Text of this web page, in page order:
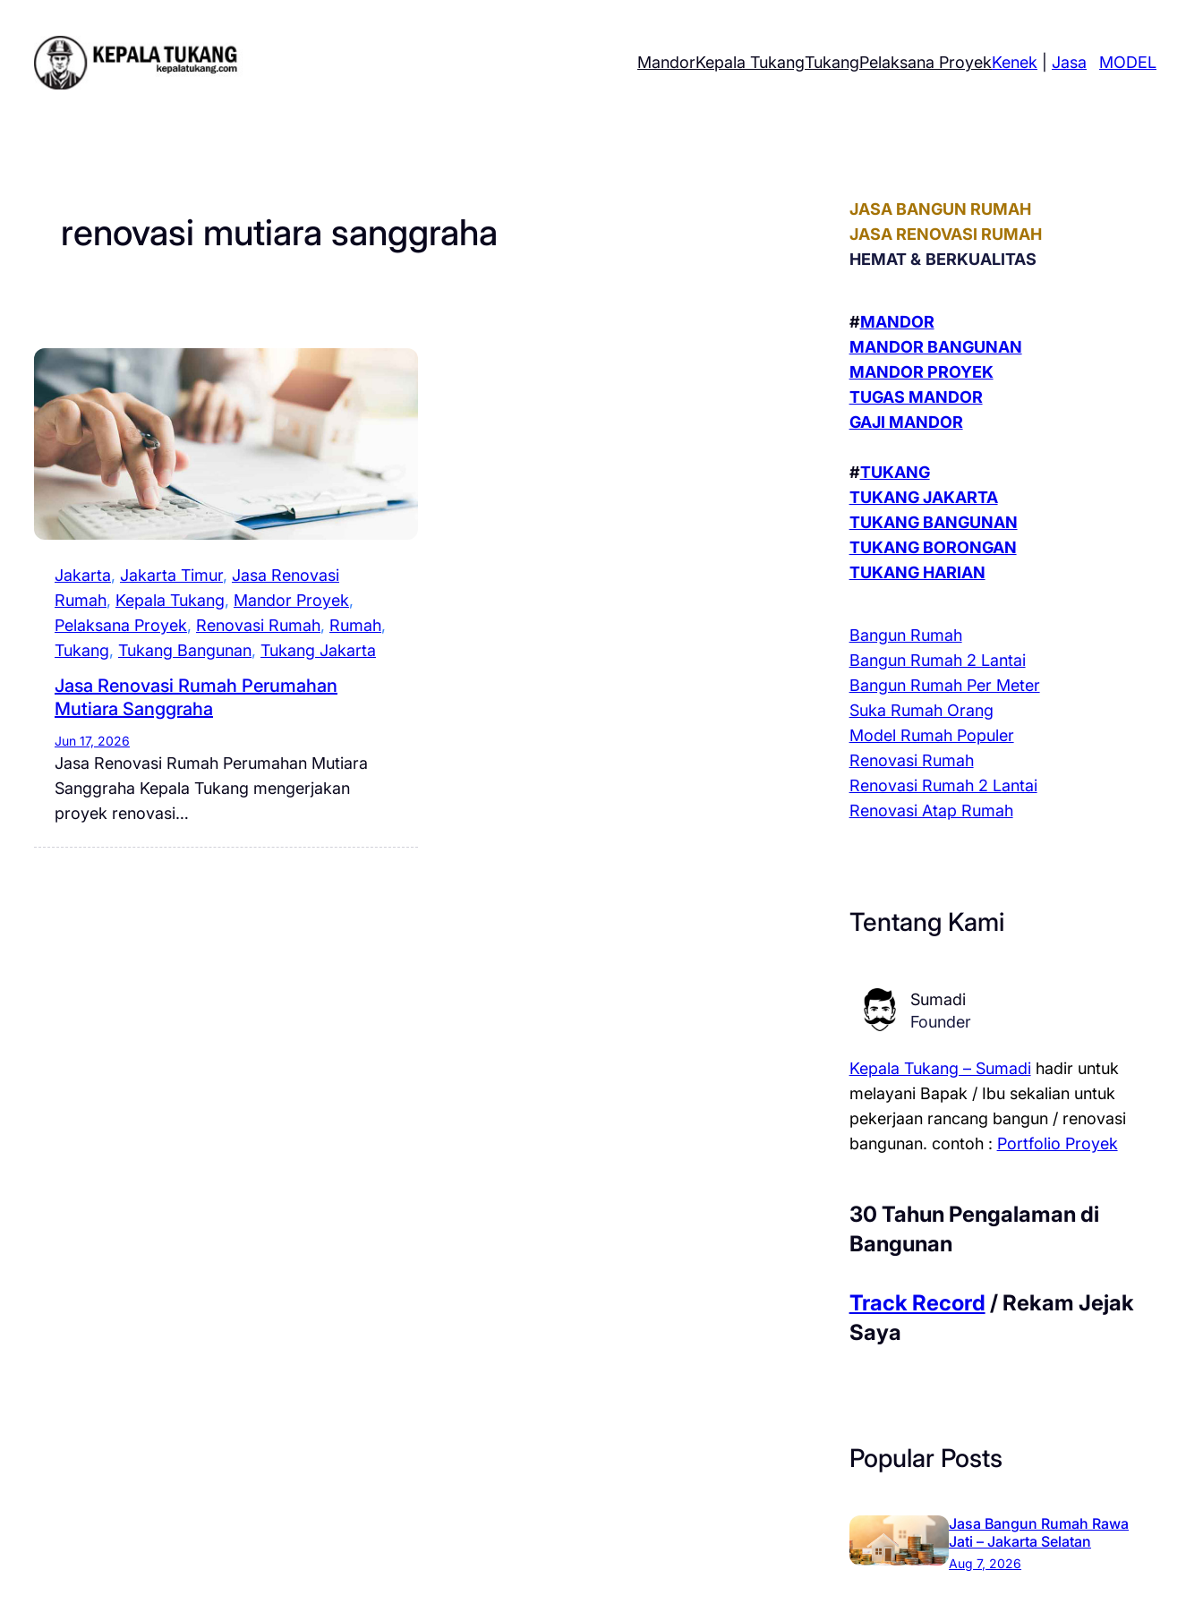
content
MandorKepala TukangTukangPelaksana ProyekKenek |Jasa MODEL
renovasi mutiara sanggraha
Jakarta, Jakarta Timur, Jasa Renovasi
Rumah, Kepala Tukang, Mandor Proyek
Pelaksana Proyek, Renovasi Rumah, Rumah
Tukang, Tukang Bangunan, Tukang Jakarta
Jasa Renovasi Rumah Perumahan
Mutiara Sanggraha
Jun 17, 2026
Jasa Renovasi Rumah Perumahan Mutiara
Sanggraha Kepala Tukang mengerjakan
proyek renovasi…
JASA BANGUN RUMAH
JASA RENOVASI RUMAH
HEMAT & BERKUALITAS
#MANDOR
MANDOR BANGUNAN
MANDOR PROYEK
TUGAS MANDOR
GAJI MANDOR
#TUKANG
TUKANG JAKARTA
TUKANG BANGUNAN
TUKANG BORONGAN
TUKANG HARIAN
Bangun Rumah
Bangun Rumah 2 Lantai
Bangun Rumah Per Meter
Suka Rumah Orang
Model Rumah Populer
Renovasi Rumah
Renovasi Rumah 2 Lantai
Renovasi Atap Rumah
Tentang Kami
Sumadi
Founder
Kepala Tukang – Sumadihadir untuk
melayani Bapak / Ibu sekalian untuk
pekerjaan rancang bangun / renovasi
bangunan. contoh : Portfolio Proyek
30 Tahun Pengalaman di
Bangunan
Track Record / Rekam Jejak
Saya
Popular Posts
Jasa Bangun Rumah Rawa
Jati – Jakarta Selatan
Aug 7, 2026